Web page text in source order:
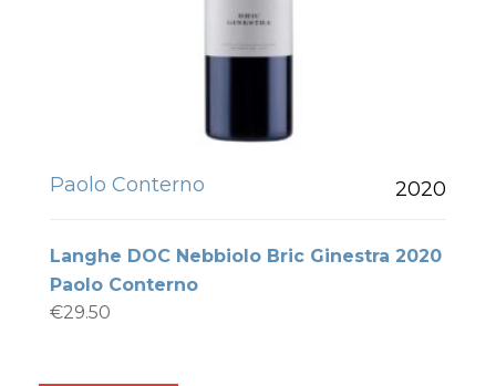
Paolo Conterno 2020
Langhe DOC Nebbiolo Bric Ginestra 2020
Paolo Conterno
€29.50